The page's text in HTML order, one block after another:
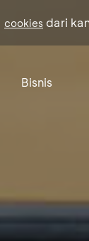
cookies dari
Bisnis